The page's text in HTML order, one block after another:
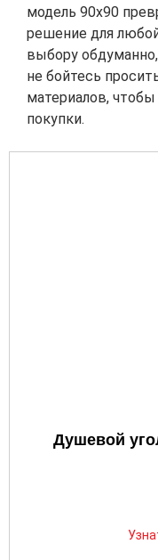
модель 90х90
решение для
выбору
не бойтесь
материалов,
покупки.
Душевой